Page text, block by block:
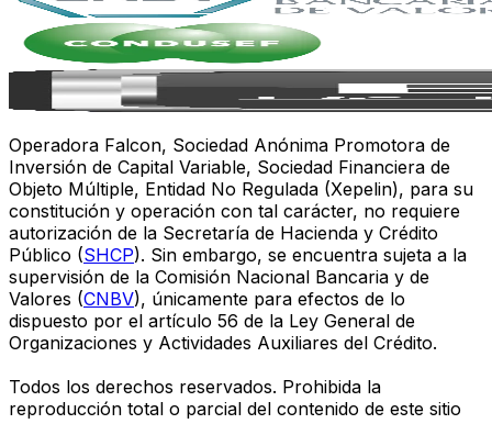
Operadora Falcon, Sociedad Anónima Promotora de
Inversión de Capital Variable, Sociedad Financiera de
Objeto Múltiple, Entidad No Regulada (Xepelin), para su
constitución y operación con tal carácter, no requiere
autorización de la Secretaría de Hacienda y Crédito
Público (SHCP). Sin embargo, se encuentra sujeta a la
supervisión de la Comisión Nacional Bancaria y de
Valores (CNBV), únicamente para efectos de lo
dispuesto por el artículo 56 de la Ley General de
Organizaciones y Actividades Auxiliares del Crédito.
Todos los derechos reservados. Prohibida la
reproducción total o parcial del contenido de este sitio